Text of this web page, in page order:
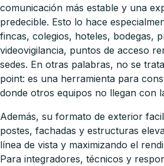
comunicación más estable y una
predecible. Esto lo hace
fincas, colegios, hoteles, bodegas,
videovigilancia, puntos de acceso
sedes. En otras palabras, no se
point: es una herramienta para
donde otros equipos no llegan con
Además, su formato de exterior
postes, fachadas y estructuras
línea de vista y maximizando el
Para integradores, técnicos y